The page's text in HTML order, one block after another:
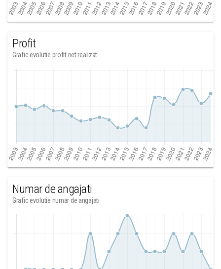
Profit
Grafic evolutie profit net realizat
Numar de angajati
Grafic evolutie numar de angajati